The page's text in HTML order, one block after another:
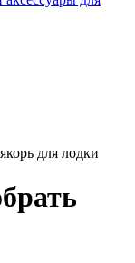
для лодки